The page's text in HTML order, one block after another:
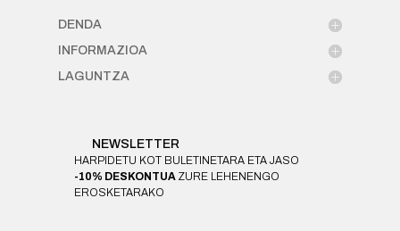
DENDA
INFORMAZIOA
LAGUNTZA
NEWSLETTER
HARPIDETU KOT BULETINETARA ETA JASO
-10% DESKONTUA ZURE LEHENENGO
EROSKETARAKO